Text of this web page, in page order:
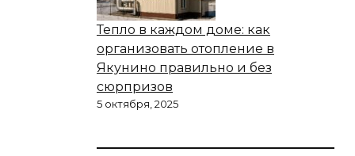
Тепло в каждом доме: как
организовать отопление в
Якунино правильно и без
сюрпризов
5 октября, 2025